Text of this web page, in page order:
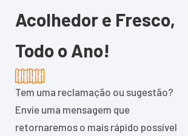
Acolhedor e Fresco,
Todo o Ano!
Tem uma reclamação ou sugestão?
Envie uma mensagem que
retornaremos o mais rápido possível